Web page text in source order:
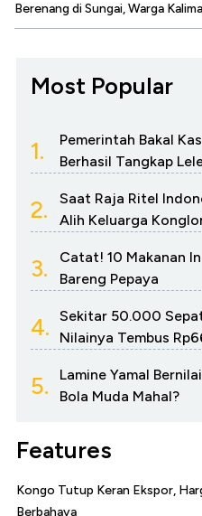
Berenang di Sungai, Warga
Most Popular
1.
Pemerintah Bakal
Berhasil Tangkap
2.
Saat Raja Ritel
Alih Keluarga
3.
Catat! 10 Makanan
Bareng Pepaya
4.
Sekitar 50.000
Nilainya Tembus
5.
Lamine Yamal
Bola Muda Mahal?
Features
Kongo Tutup Keran Ekspor,
Berbahaya